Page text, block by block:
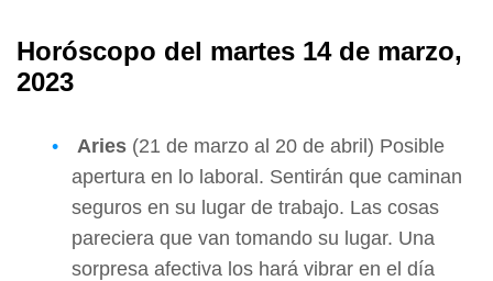
Horóscopo del martes 14 de marzo,
2023
Aries (21 de marzo al 20 de abril) Posible
apertura en lo laboral. Sentirán que caminan
seguros en su lugar de trabajo. Las cosas
pareciera que van tomando su lugar. Una
sorpresa afectiva los hará vibrar en el día